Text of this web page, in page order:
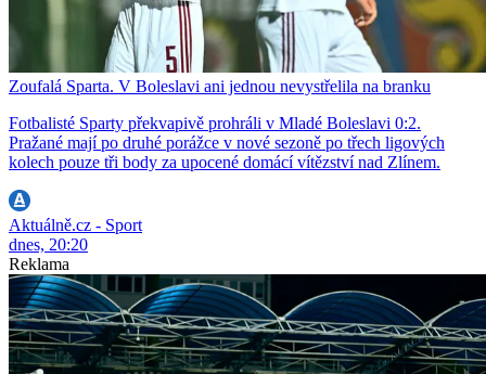
Zoufalá Sparta. V Boleslavi ani jednou nevystřelila na branku
Fotbalisté Sparty překvapivě prohráli v Mladé Boleslavi 0:2.
Pražané mají po druhé porážce v nové sezoně po třech ligových
kolech pouze tři body za upocené domácí vítězství nad Zlínem.
Aktuálně.cz - Sport
dnes, 20:20
Reklama